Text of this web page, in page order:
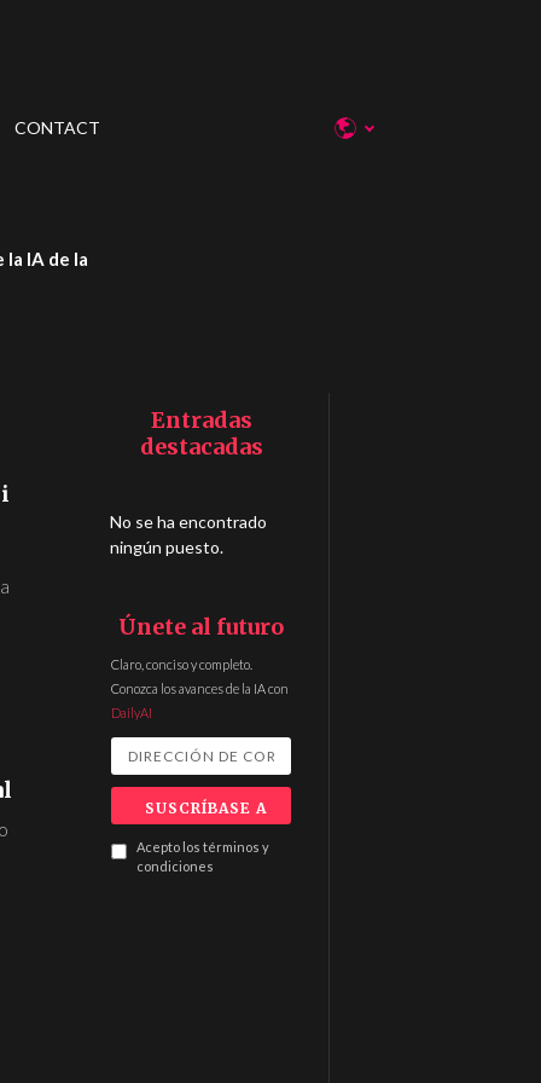
CONTACT
IA de la
Entradas
destacadas
No se ha encontrado
ningún puesto.
Únete al futuro
Claro, conciso y completo.
Conozca los avances de la IA con
DailyAI
Acepto los términos y
condiciones